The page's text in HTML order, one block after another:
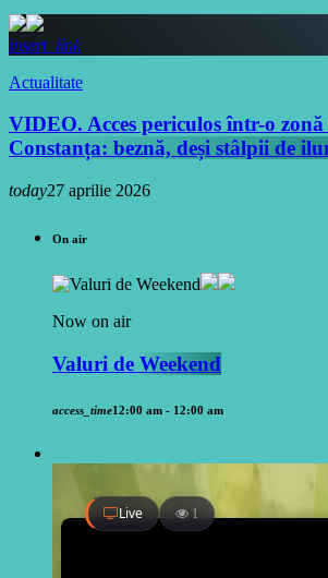
insert_link
Actualitate
VIDEO. Acces periculos într-o
Constanța: beznă, deși stâlpii de
today27 aprilie 2026
On air
Now on air
Valuri de Weekend
access_time12:00 am - 12:00 am